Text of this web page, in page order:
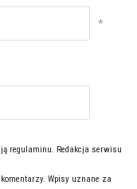
*
regulaminu. Redakcja serwisu
Wpisy uznane za